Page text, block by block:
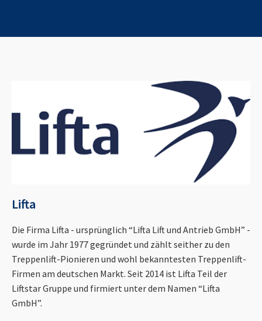
Lifta
Die Firma Lifta - ursprünglich “Lifta Lift und Antrieb GmbH” -
wurde im Jahr 1977 gegründet und zählt seither zu den
Treppenlift-Pionieren und wohl bekanntesten Treppenlift-
Firmen am deutschen Markt. Seit 2014 ist Lifta Teil der
Liftstar Gruppe und firmiert unter dem Namen “Lifta
GmbH”.